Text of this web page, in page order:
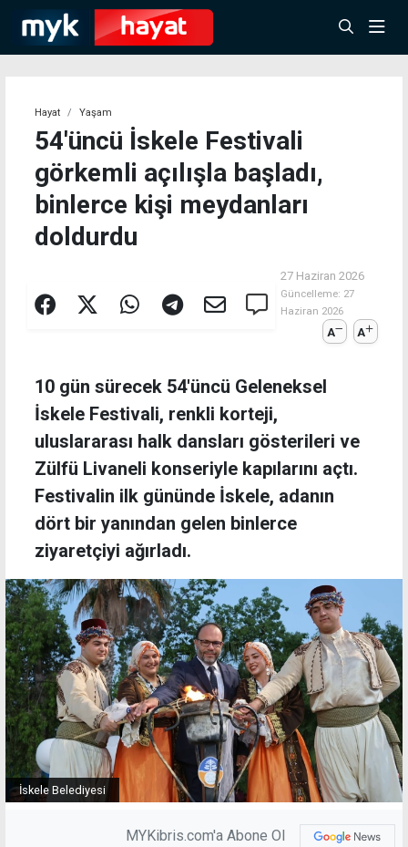
Hayat Yaşam
54'üncü İskele Festivali
görkemli açılışla başladı,
binlerce kişi meydanları
doldurdu
27 Haziran 2026
Güncelleme: 27
Haziran 2026
A A
10 gün sürecek 54'üncü Geleneksel
İskele Festivali, renkli korteji,
uluslararası halk dansları gösterileri ve
Zülfü Livaneli konseriyle kapılarını açtı.
Festivalin ilk gününde İskele, adanın
dört bir yanından gelen binlerce
ziyaretçiyi ağırladı.
İskele Belediyesi
MYKibris.com'a Abone Ol